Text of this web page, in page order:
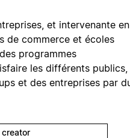
et intervenante en
de commerce et écoles
programmes
les différents publics,
et des entreprises par